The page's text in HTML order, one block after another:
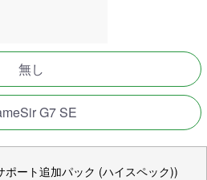
無し
G7 SE
ート追加パック (ハイスペック))